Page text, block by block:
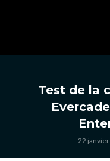
Test de la
22